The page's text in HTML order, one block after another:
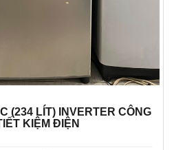
(234 LÍT) INVERTER CÔNG
KIỆM ĐIỆN